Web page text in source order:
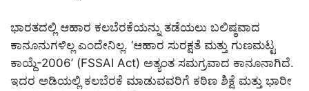
ಭಾರತದಲ್ಲಿ ಆಹಾರ ಕಲಬೆರಕೆಯನ್ನು ತಡೆಯಲು ಬಲಿಷ್ಠವಾದ
ಕಾನೂನುಗಳಿಲ್ಲ ಎಂದೇನಿಲ್ಲ. ‘ಆಹಾರ ಸುರಕ್ಷತೆ ಮತ್ತು ಗುಣಮಟ್ಟ
ಕಾಯ್ದೆ-2006’ (FSSAI Act) ಅತ್ಯಂತ ಸಮಗ್ರವಾದ ಕಾನೂನಾಗಿದೆ.
ಇದರ ಅಡಿಯಲ್ಲಿ ಕಲಬೆರಕೆ ಮಾಡುವವರಿಗೆ ಕಠಿಣ ಶಿಕ್ಷೆ ಮತ್ತು ಭಾರೀ